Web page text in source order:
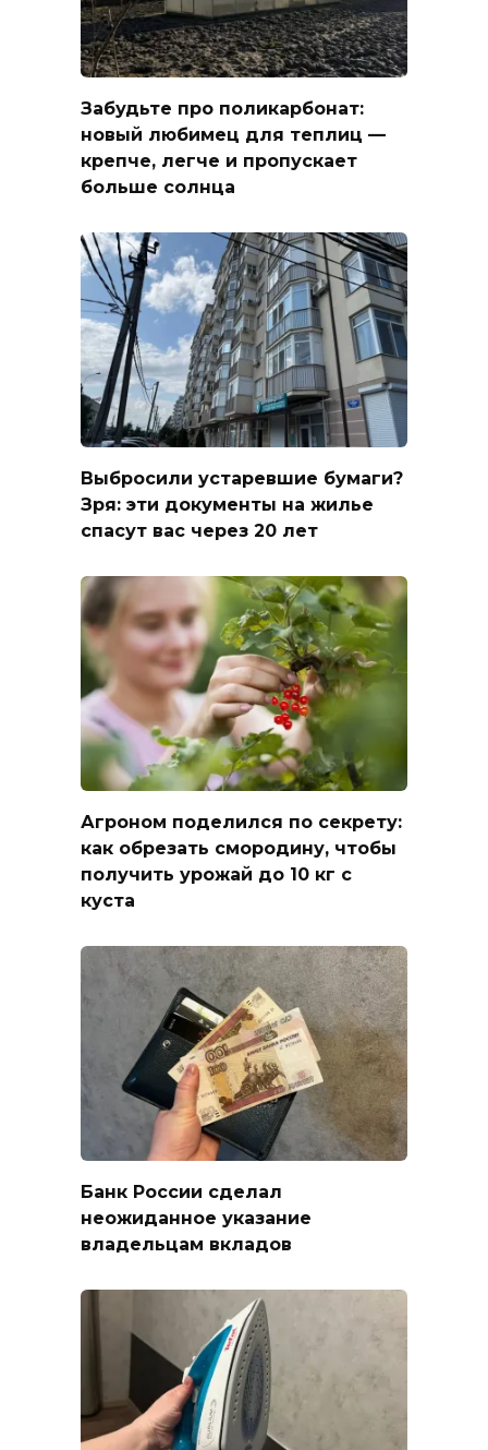
Забудьте про поликарбонат:
новый любимец для теплиц —
крепче, легче и пропускает
больше солнца
Выбросили устаревшие бумаги?
Зря: эти документы на жилье
спасут вас через 20 лет
Агроном поделился по секрету:
как обрезать смородину, чтобы
получить урожай до 10 кг с
куста
Банк России сделал
неожиданное указание
владельцам вкладов